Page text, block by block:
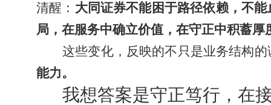
清醒： 大同证券不能困于路径依赖，不
局，在服务中确立价值，在守正中积蓄厚
这些变化，反映的不只是业务结构
能力。
我想答案是守正笃行，在